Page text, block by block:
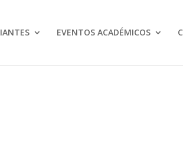
EVENTOS ACADÉMICOS